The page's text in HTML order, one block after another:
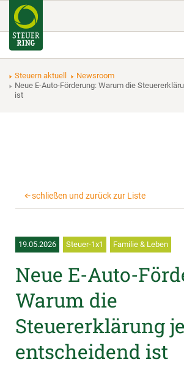
Steuern aktuell
Newsroom
Neue E-Auto-Förderung: Warum die Steuererklärung jetzt entscheidend
ist
schließen und zurück zur Liste
19.05.2026 Steuer-1x1 Familie & Leben
Neue E-Auto-
Warum die
Steuererklärung
entscheidend ist